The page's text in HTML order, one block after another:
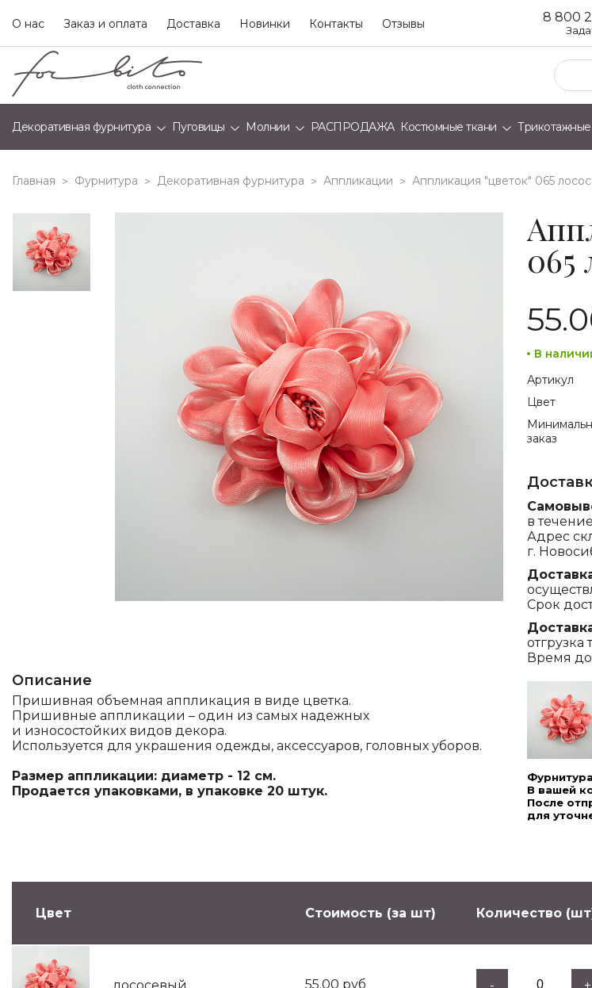
О нас Заказ и оплата Доставка Новинки Контакты Отзывы 8 800
Декоративная фурнитура Пуговицы Молнии РАСПРОДАЖА Костюмные ткани Трикотажные
Главная > Фурнитура > Декоративная фурнитура > Аппликации > аппликация "цветок" 065
Описание
Пришивная объемная аппликация в виде цветка.
Пришивные аппликации – один из самых надежных
и износостойких видов декора.
Используется для украшения одежды, аксессуаров, головных уборов.
Размер аппликации: диаметр - 12 см.
Продается упаковками, в упаковке 20 штук.
065
В
Артикул
Цвет
заказ
в
Адрес
г.
Срок
Время
В вашей
После
для
Цвет Стоимость (за шт) Количество
лососевый 55.00 руб - +